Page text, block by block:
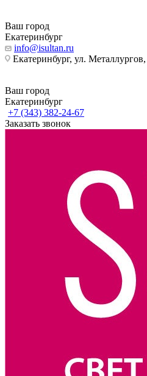
Ваш город
Екатеринбург
info@isultan.ru
Екатеринбург, ул.
Ваш город
Екатеринбург
+7 (343) 382-24-67
Заказать звонок